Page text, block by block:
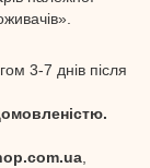
3-7 днів після